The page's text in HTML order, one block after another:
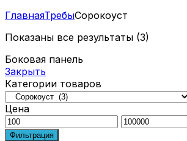
ГлавнаяТребыСорокоуст
Показаны все результаты (3)
Боковая панель
Закрыть
Категории товаров
Цена
Минимальная
цена
Максимальная
Фильтрация